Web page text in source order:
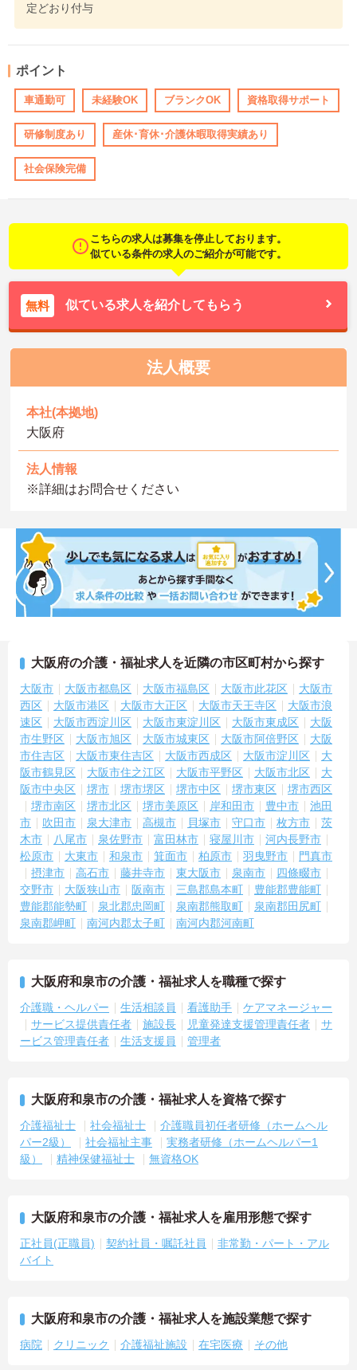
定どおり付与
ポイント
車通勤可 未経験OK ブランクOK 資格取得サポート
研修制度あり 産休･育休･介護休暇取得実績あり
社会保険完備
こちらの求人は募集を停止しております。
似ている条件の求人のご紹介が可能です。
無料 似ている求人を紹介してもらう
法人概要
本社(本拠地)
大阪府
法人情報
※詳細はお問合せください
大阪府の介護・福祉求人を近隣の市区町村から探す
大阪市 大阪市都島区 大阪市福島区 大阪市此花区
大阪市
西区
大阪市港区 大阪市大正区 大阪市天王寺区
大阪市浪
速区
大阪市西淀川区 大阪市東淀川区 大阪市東成区
大阪
市生野区
大阪市旭区 大阪市城東区 大阪市阿倍野区
大阪
市住吉区
大阪市東住吉区 大阪市西成区 大阪市淀川区
大
阪市鶴見区
大阪市住之江区 大阪市平野区 大阪市北区
大
阪市中央区
堺市 堺市堺区 堺市中区 堺市東区
堺市西区
堺市南区
堺市北区 堺市美原区 岸和田市 豊中市
池田
市
吹田市 泉大津市 高槻市 貝塚市 守口市 枚方市
茨
木市
八尾市 泉佐野市 富田林市 寝屋川市
河内長野市
松原市
大東市 和泉市 箕面市 柏原市 羽曳野市
門真市
摂津市
高石市 藤井寺市 東大阪市 泉南市
四條畷市
交野市
大阪狭山市 阪南市 三島郡島本町
豊能郡豊能町
豊能郡能勢町
泉北郡忠岡町 泉南郡熊取町
泉南郡田尻町
泉南郡岬町
南河内郡太子町 南河内郡河南町
大阪府和泉市の介護・福祉求人を職種で探す
介護職・ヘルパー 生活相談員 看護助手
ケアマネージャー
サービス提供責任者
施設長 児童発達支援管理責任者
サ
ービス管理責任者
生活支援員 管理者
大阪府和泉市の介護・福祉求人を資格で探す
介護福祉士 社会福祉士
介護職員初任者研修（ホームヘル
パー2級）
社会福祉主事
実務者研修（ホームヘルパー1
級）
精神保健福祉士 無資格OK
大阪府和泉市の介護・福祉求人を雇用形態で探す
正社員(正職員) 契約社員・嘱託社員
非常勤・パート・アル
バイト
大阪府和泉市の介護・福祉求人を施設業態で探す
病院 クリニック 介護福祉施設 在宅医療 その他